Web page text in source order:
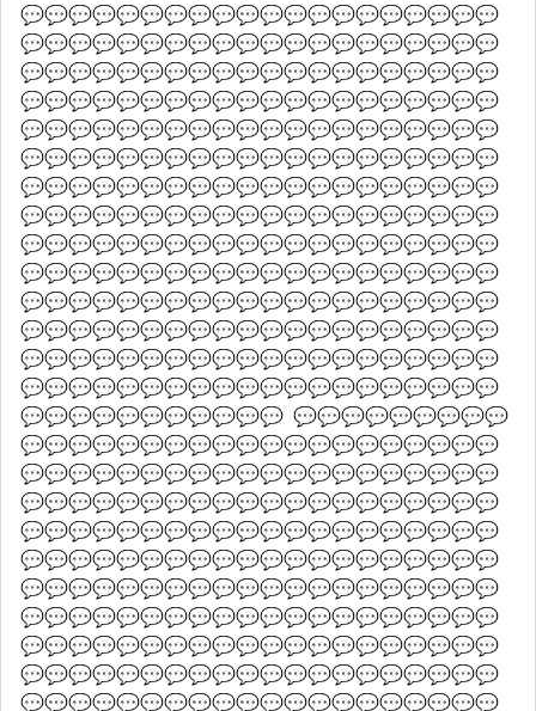
💬💬💬💬💬💬💬💬💬💬💬💬💬💬💬💬💬💬💬💬
💬💬💬💬💬💬💬💬💬💬💬💬💬💬💬💬💬💬💬💬
💬💬💬💬💬💬💬💬💬💬💬💬💬💬💬💬💬💬💬💬
💬💬💬💬💬💬💬💬💬💬💬💬💬💬💬💬💬💬💬💬
💬💬💬💬💬💬💬💬💬💬💬💬💬💬💬💬💬💬💬💬
💬💬💬💬💬💬💬💬💬💬💬💬💬💬💬💬💬💬💬💬
💬💬💬💬💬💬💬💬💬💬💬💬💬💬💬💬💬💬💬💬
💬💬💬💬💬💬💬💬💬💬💬💬💬💬💬💬💬💬💬💬
💬💬💬💬💬💬💬💬💬💬💬💬💬💬💬💬💬💬💬💬
💬💬💬💬💬💬💬💬💬💬💬💬💬💬💬💬💬💬💬💬
💬💬💬💬💬💬💬💬💬💬💬💬💬💬💬💬💬💬💬💬
💬💬💬💬💬💬💬💬💬💬💬💬💬💬💬💬💬💬💬💬
💬💬💬💬💬💬💬💬💬💬💬💬💬💬💬💬💬💬💬💬
💬💬💬💬💬💬💬💬💬💬💬💬💬💬💬💬💬💬💬💬
💬💬💬💬💬💬💬💬💬💬💬  💬💬💬💬💬💬💬💬💬
💬💬💬💬💬💬💬💬💬💬💬💬💬💬💬💬💬💬💬💬
💬💬💬💬💬💬💬💬💬💬💬💬💬💬💬💬💬💬💬💬
💬💬💬💬💬💬💬💬💬💬💬💬💬💬💬💬💬💬💬💬
💬💬💬💬💬💬💬💬💬💬💬💬💬💬💬💬💬💬💬💬
💬💬💬💬💬💬💬💬💬💬💬💬💬💬💬💬💬💬💬💬
💬💬💬💬💬💬💬💬💬💬💬💬💬💬💬💬💬💬💬💬
💬💬💬💬💬💬💬💬💬💬💬💬💬💬💬💬💬💬💬💬
💬💬💬💬💬💬💬💬💬💬💬💬💬💬💬💬💬💬💬💬
💬💬💬💬💬💬💬💬💬💬💬💬💬💬💬💬💬💬💬💬
💬💬💬💬💬💬💬💬💬💬💬💬💬💬💬💬💬💬💬💬